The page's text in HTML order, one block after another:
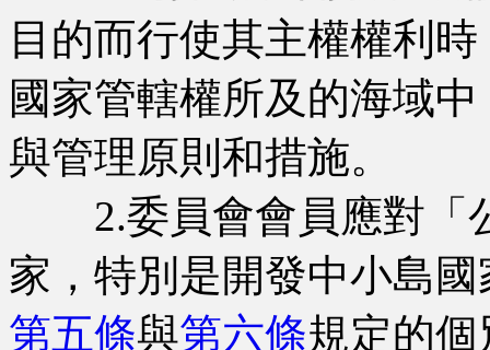
目的而行使其主權權利
國家管轄權所及的海域
與管理原則和措施。
2.委員會會員應對「
家，特別是開發中小島
第五條與第六條規定的